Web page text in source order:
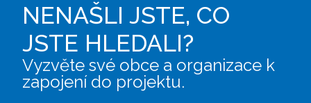
NENAŠLI JSTE, CO
JSTE HLEDALI?
Vyzvěte své obce a organizace k
zapojení do projektu.